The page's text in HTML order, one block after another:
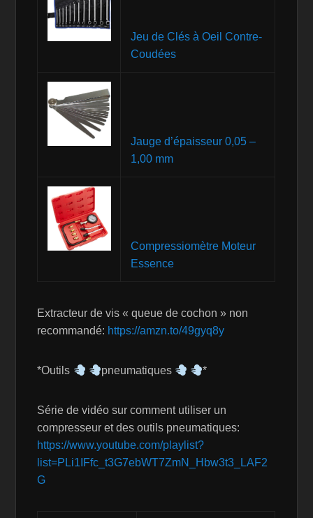
Jeu de Clés à Oeil Contre-
Coudées
Jauge d’épaisseur 0,05 –
1,00 mm
Compressiomètre Moteur
Essence
Extracteur de vis « queue de cochon » non
recommandé: https://amzn.to/49gyq8y
*Outils pneumatiques *
Série de vidéo sur comment utiliser un
compresseur et des outils pneumatiques:
https://www.youtube.com/playlist?
list=PLi1IFfc_t3G7ebWT7ZmN_Hbw3t3_LAF2
G